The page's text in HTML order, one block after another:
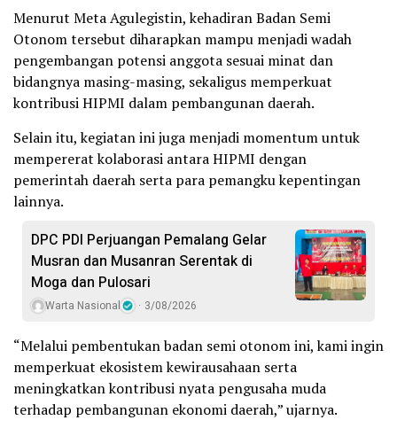
Menurut Meta Agulegistin, kehadiran Badan Semi
Otonom tersebut diharapkan mampu menjadi wadah
pengembangan potensi anggota sesuai minat dan
bidangnya masing-masing, sekaligus memperkuat
kontribusi HIPMI dalam pembangunan daerah.
Selain itu, kegiatan ini juga menjadi momentum untuk
mempererat kolaborasi antara HIPMI dengan
pemerintah daerah serta para pemangku kepentingan
lainnya.
DPC PDI Perjuangan Pemalang Gelar
Musran dan Musanran Serentak di
Moga dan Pulosari
Warta Nasional 3/08/2026
“Melalui pembentukan badan semi otonom ini, kami ingin
memperkuat ekosistem kewirausahaan serta
meningkatkan kontribusi nyata pengusaha muda
terhadap pembangunan ekonomi daerah,” ujarnya.